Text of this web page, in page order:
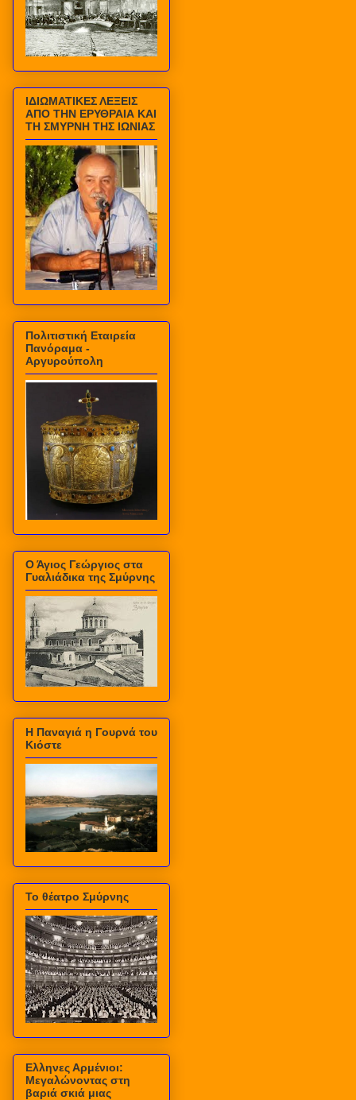
ΙΔΙΩΜΑΤΙΚΕΣ ΛΕΞΕΙΣ
ΑΠΟ ΤΗΝ ΕΡΥΘΡΑΙΑ ΚΑΙ
ΤΗ ΣΜΥΡΝΗ ΤΗΣ ΙΩΝΙΑΣ
Πολιτιστική Εταιρεία
Πανόραμα -
Αργυρούπολη
Ο Άγιος Γεώργιος στα
Γυαλιάδικα της Σμύρνης
Η Παναγιά η Γουρνά του
Κιόστε
Το θέατρο Σμύρνης
Ελληνες Αρμένιοι:
Μεγαλώνοντας στη
βαριά σκιά μιας